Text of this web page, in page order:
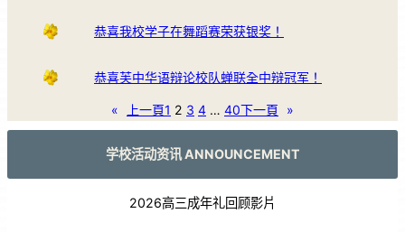
恭喜我校学子在舞蹈赛荣获银奖！
恭喜芙中华语辩论校队蝉联全中辩冠军！
« 上一頁1 2 3 4 … 40下一頁 »
学校活动资讯 ANNOUNCEMENT
2026高三成年礼回顾影片